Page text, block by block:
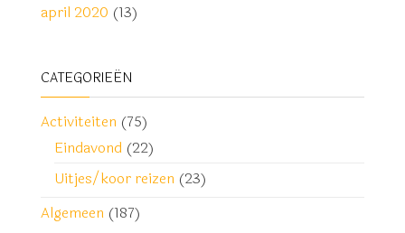
april 2020 (13)
CATEGORIEËN
Activiteiten (75)
Eindavond (22)
Uitjes/koor reizen (23)
Algemeen (187)